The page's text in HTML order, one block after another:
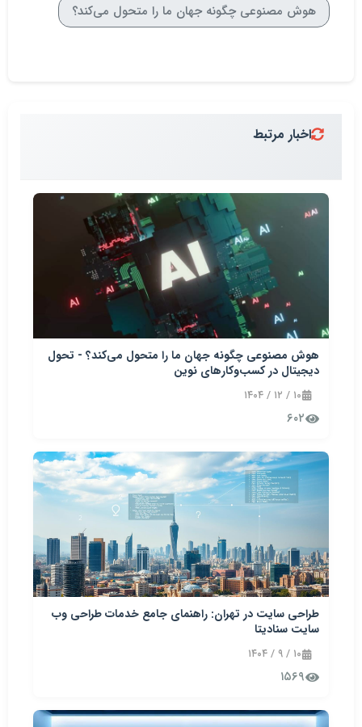
هوش مصنوعی چگونه جهان ما را متحول می‌کند؟
اخبار مرتبط
هوش مصنوعی چگونه جهان ما را متحول می‌کند؟ - تحول
دیجیتال در کسب‌وکارهای نوین
۱۰ / ۱۲ / ۱۴۰۴
۶۰۲
طراحی سایت در تهران: راهنمای جامع خدمات طراحی وب
سایت سنادیتا
۱۰ / ۹ / ۱۴۰۴
۱۵۶۹